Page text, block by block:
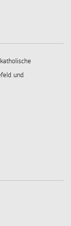
und